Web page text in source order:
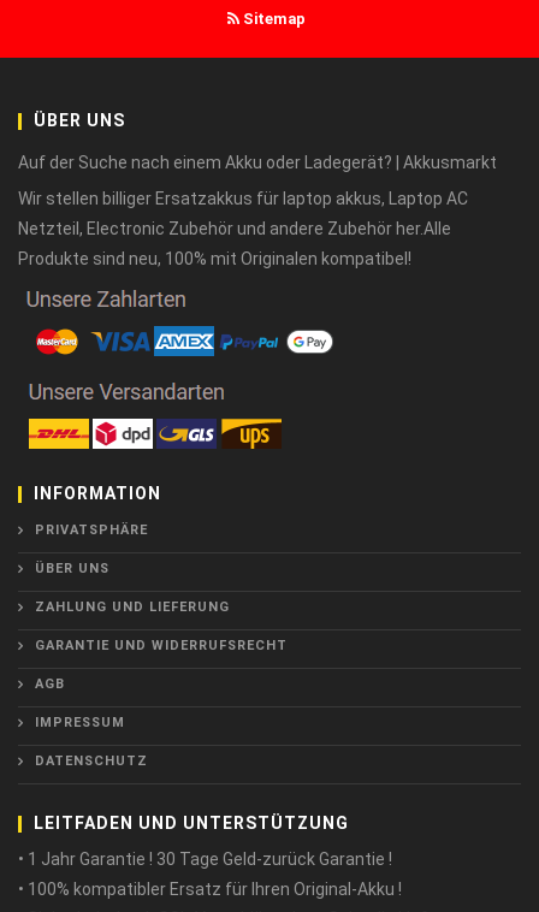
Sitemap
ÜBER UNS
Auf der Suche nach einem Akku oder Ladegerät? | Akkusmarkt
Wir stellen billiger Ersatzakkus für laptop akkus, Laptop AC
Netzteil, Electronic Zubehör und andere Zubehör her.Alle
Produkte sind neu, 100% mit Originalen kompatibel!
INFORMATION
PRIVATSPHÄRE
ÜBER UNS
ZAHLUNG UND LIEFERUNG
GARANTIE UND WIDERRUFSRECHT
AGB
IMPRESSUM
DATENSCHUTZ
LEITFADEN UND UNTERSTÜTZUNG
• 1 Jahr Garantie ! 30 Tage Geld-zurück Garantie !
• 100% kompatibler Ersatz für Ihren Original-Akku !